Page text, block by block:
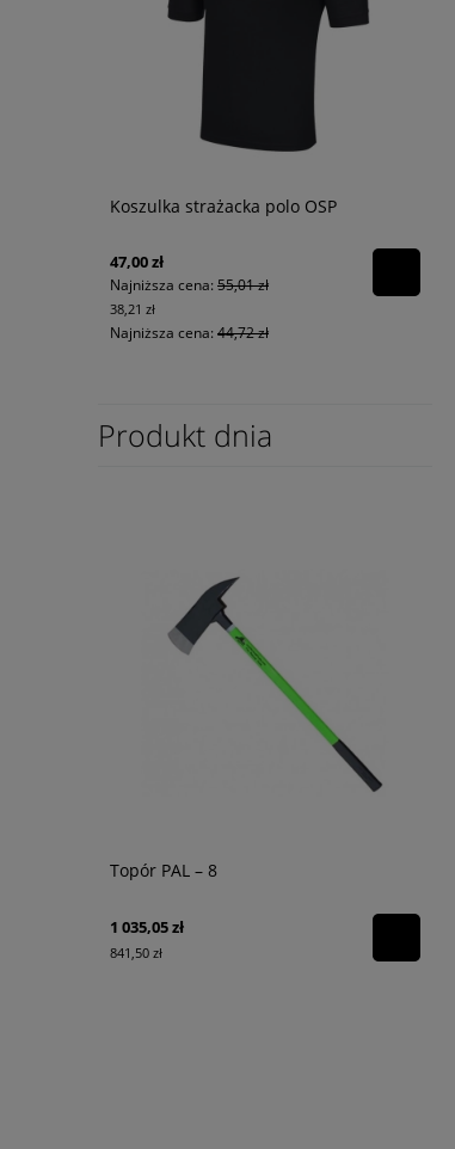
Koszulka strażacka polo OSP
47,00 zł
Najniższa cena: 55,01 zł
38,21 zł
Najniższa cena: 44,72 zł
Produkt dnia
Topór PAL – 8
1 035,05 zł
841,50 zł